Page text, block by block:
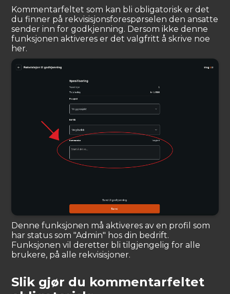
Kommentarfeltet som kan bli obligatorisk er det
du finner på rekvisisjonsforespørselen den ansatte
sender inn for godkjenning. Dersom ikke denne
funksjonen aktiveres er det valgfritt å skrive noe
her.
Denne funksjonen må aktiveres av en profil som
har status som "Admin" hos din bedrift.
Funksjonen vil deretter bli tilgjengelig for alle
brukere, på alle rekvisisjoner.
Slik gjør du kommentarfeltet